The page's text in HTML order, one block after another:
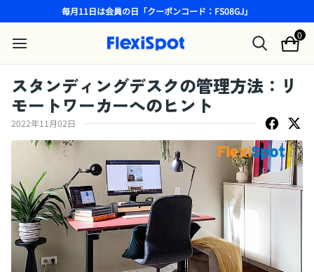
毎月11日は会員の日「クーポンコード：FS08GJ」
0
スタンディングデスクの管理方法：リ
モートワーカーへのヒント
2022年11月02日